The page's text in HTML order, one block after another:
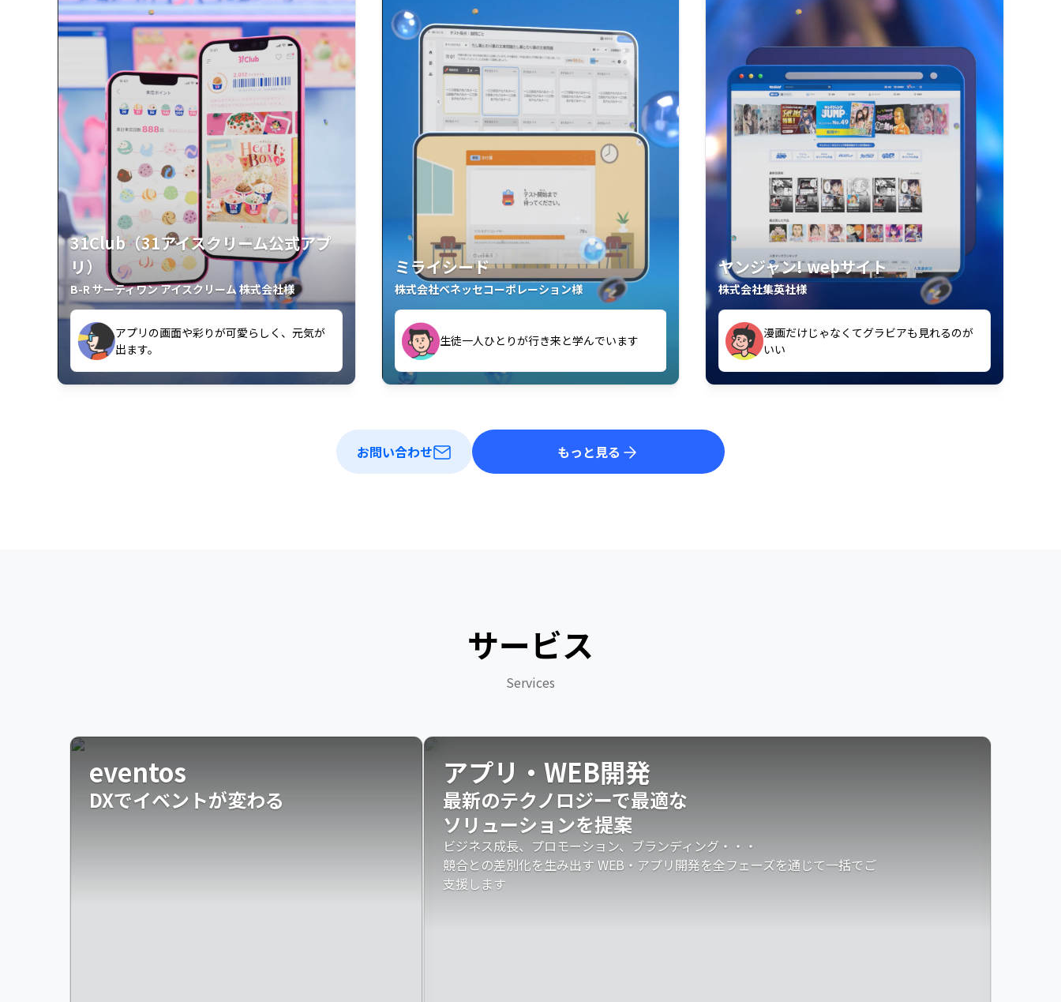
31Club（31アイスクリーム公式アプ
リ）
B-R サーティワン アイスクリーム 株式会社様
アプリの画面や彩りが可愛らしく、元気が
出ます。
クラスごとに特典があるようなので使うの
が楽しいです。
ミライシード
株式会社ベネッセコーポレーション様
生徒一人ひとりが行き来と学んでいます
い」「解くことが楽しい」を実感していま
ヤンジャン! webサイト
株式会社集英社様
漫画だけじゃなくてグラビアも見れるのが
いい
紙の雑誌買うより安くて助かる
お問い合わせ もっと見る
サービス
Services
eventos
DXでイベントが変わる
アプリ・WEB開発
最新のテクノロジーで最適な
ソリューションを提案
ビジネス成長、プロモーション、ブランディング・・・
競合との差別化を生み出す WEB・アプリ開発を全フェーズを通じて一括でご
支援します